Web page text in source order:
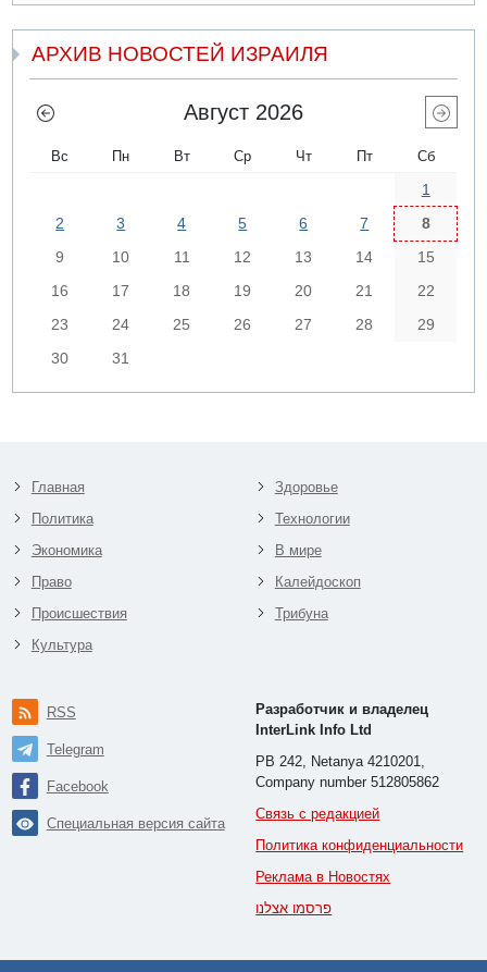
АРХИВ НОВОСТЕЙ ИЗРАИЛЯ
Август 2026
Вс Пн Вт Ср Чт Пт Сб
1
2
3 4 5 6 7
8
9
10 11 12 13 14
15
16
17 18 19 20 21
22
23
24 25 26 27 28
29
30
31
Главная
Политика
Экономика
Право
Происшествия
Культура
Здоровье
Технологии
В мире
Калейдоскоп
Трибуна
RSS
Telegram
Facebook
Специальная версия сайта
Разработчик и владелец
InterLink Info Ltd
PB 242, Netanya 4210201,
Company number 512805862
Связь с редакцией
Политика конфиденциальности
Реклама в Новостях
פרסמו אצלנו